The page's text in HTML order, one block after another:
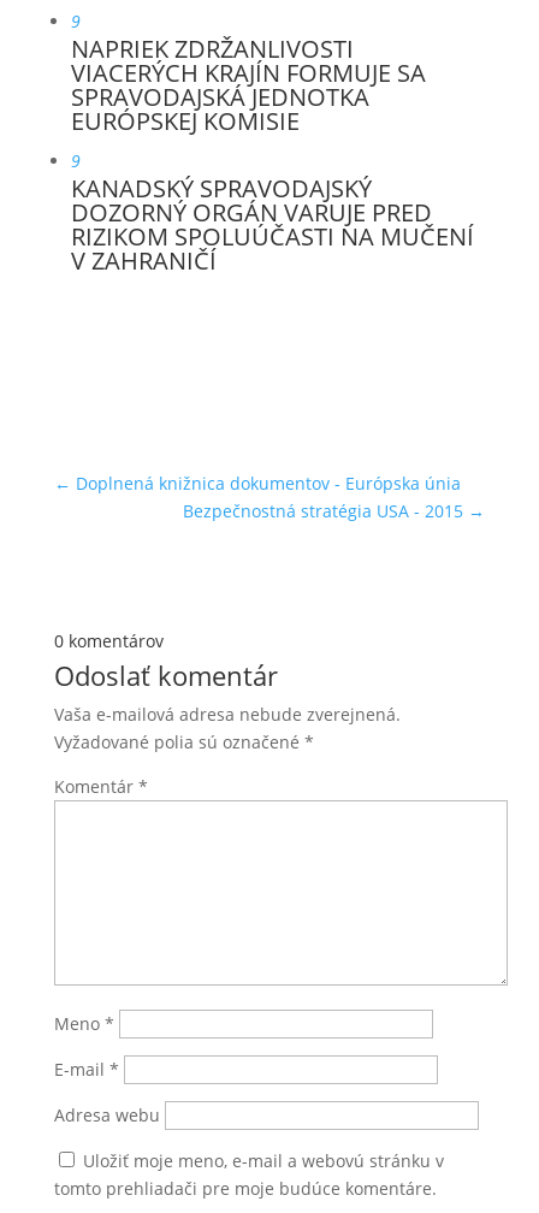
9
NAPRIEK ZDRŽANLIVOSTI
VIACERÝCH KRAJÍN FORMUJE SA
SPRAVODAJSKÁ JEDNOTKA
EURÓPSKEJ KOMISIE
9
KANADSKÝ SPRAVODAJSKÝ
DOZORNÝ ORGÁN VARUJE PRED
RIZIKOM SPOLUÚČASTI NA MUČENÍ
V ZAHRANIČÍ
← Doplnená knižnica dokumentov - Európska únia
Bezpečnostná stratégia USA - 2015 →
0 komentárov
Odoslať komentár
Vaša e-mailová adresa nebude zverejnená.
Vyžadované polia sú označené *
Komentár *
Meno *
E-mail *
Adresa webu
Uložiť moje meno, e-mail a webovú stránku v
tomto prehliadači pre moje budúce komentáre.